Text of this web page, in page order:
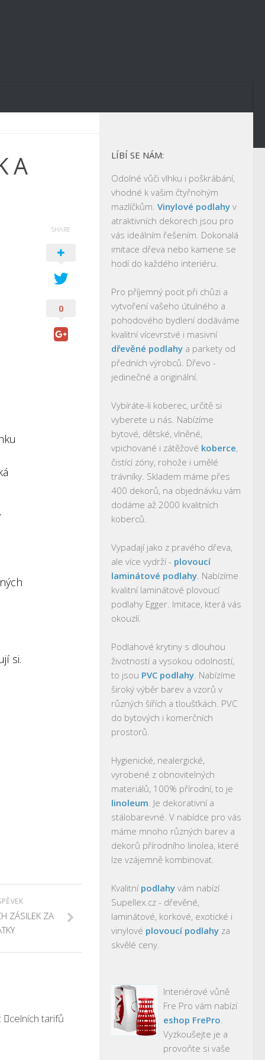
A
si.
SHARE
0
ZÁSILEK ZA
celních tarifů
LÍBÍ SE NÁM:
Odolné vůči vlhku i poškrábání,
vhodné k vašim čtyřnohým
mazlíčkům. Vinylové podlahy v
atraktivních dekorech jsou pro
vás ideálním řešením. Dokonalá
imitace dřeva nebo kamene se
hodí do každého interiéru.
Pro příjemný pocit při chůzi a
vytvoření vašeho útulného a
pohodového bydlení dodáváme
kvalitní vícevrstvé i masivní
dřevěné podlahy a parkety od
předních výrobců. Dřevo -
jedinečné a originální.
Vybíráte-li koberec, určitě si
vyberete u nás. Nabízíme
bytové, dětské, vlněné,
vpichované i zátěžové koberce,
čistící zóny, rohože i umělé
trávníky. Skladem máme přes
400 dekorů, na objednávku vám
dodáme až 2000 kvalitních
koberců.
Vypadají jako z pravého dřeva,
ale více vydrží - plovoucí
laminátové podlahy. Nabízíme
kvalitní laminátové plovoucí
podlahy Egger. Imitace, která vás
okouzlí.
Podlahové krytiny s dlouhou
životností a vysokou odolností,
to jsou PVC podlahy. Nabízíme
široký výběr barev a vzorů v
různých šířích a tloušťkách. PVC
do bytových i komerčních
prostorů.
Hygienické, nealergické,
vyrobené z obnovitelných
materiálů, 100% přírodní, to je
linoleum. Je dekorativní a
stálobarevné. V nabídce pro vás
máme mnoho různých barev a
dekorů přírodního linolea, které
lze vzájemně kombinovat.
Kvalitní podlahy vám nabízí
Supellex.cz - dřevěné,
laminátové, korkové, exotické i
vinylové plovoucí podlahy za
skvělé ceny.
Interiérové vůně
Fre Pro vám nabízí
eshop FrePro.
Vyzkoušejte je a
provoňte si vaše